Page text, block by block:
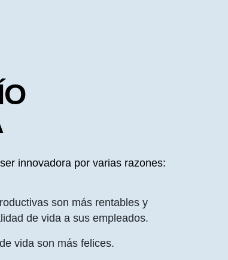
innovadora por varias razones:
son más rentables y
de vida a sus empleados.
vida son más felices.